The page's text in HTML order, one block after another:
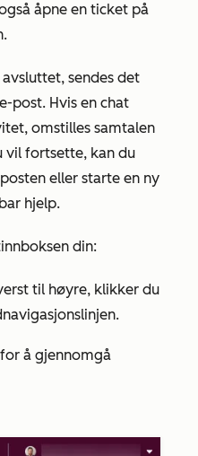
åpne en ticket på
sendes det
post. Hvis en chat
omstilles samtalen
vil fortsette, kan du
eller starte en ny
hjelp.
din:
til høyre, klikker du
for å gjennomgå